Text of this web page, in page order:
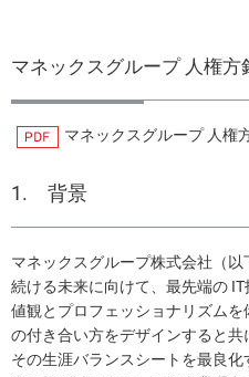
マネックスグループ 人権方
マネックスグループ 人権
1. 背景
マネックスグループ株式会社（
続ける未来に向けて、最先端の
値観とプロフェッショナリズム
の付き合い方をデザインすると共
その生涯バランスシートを最良
サステナビリティ情報
イノベーション
採用情報